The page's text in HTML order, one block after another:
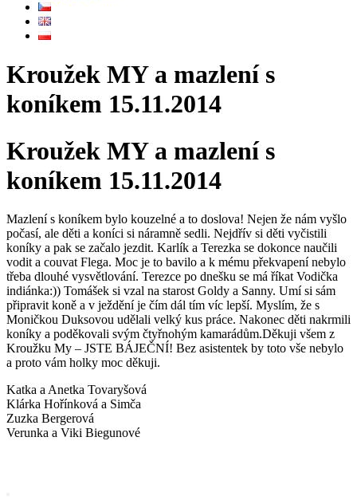
Kroužek MY a mazlení s
koníkem 15.11.2014
Kroužek MY a mazlení s
koníkem 15.11.2014
Mazlení s koníkem bylo kouzelné a to doslova! Nejen že nám vyšlo
počasí, ale děti a koníci si náramně sedli. Nejdřív si děti vyčistili
koníky a pak se začalo jezdit. Karlík a Terezka se dokonce naučili
vodit a couvat Flega. Moc je to bavilo a k mému překvapení nebylo
třeba dlouhé vysvětlování. Terezce po dnešku se má říkat Vodička
indiánka:)) Tomášek si vzal na starost Goldy a Sanny. Umí si sám
připravit koně a v ježdění je čím dál tím víc lepší. Myslím, že s
Moničkou Duksovou udělali velký kus práce. Nakonec děti nakrmili
koníky a poděkovali svým čtyřnohým kamarádům.Děkuji všem z
Kroužku My – JSTE BÁJEČNÍ! Bez asistentek by toto vše nebylo
a proto vám holky moc děkuji.
Katka a Anetka Tovaryšová
Klárka Hořínková a Simča
Zuzka Bergerová
Verunka a Viki Biegunové